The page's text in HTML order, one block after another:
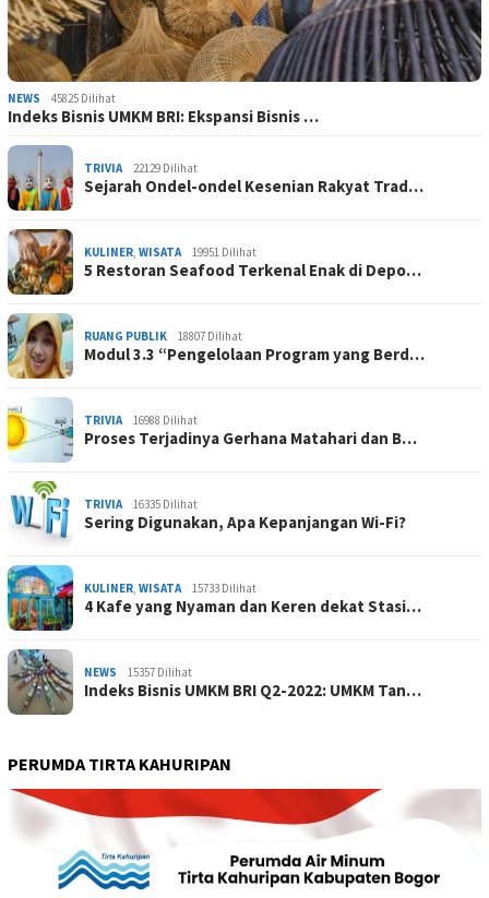
NEWS 45825 Dilihat
Indeks Bisnis UMKM BRI: Ekspansi Bisnis …
TRIVIA 22129 Dilihat
Sejarah Ondel-ondel Kesenian Rakyat Trad…
KULINER, WISATA 19951 Dilihat
5 Restoran Seafood Terkenal Enak di Depo…
RUANG PUBLIK 18807 Dilihat
Modul 3.3 “Pengelolaan Program yang Berd…
TRIVIA 16988 Dilihat
Proses Terjadinya Gerhana Matahari dan B…
TRIVIA 16335 Dilihat
Sering Digunakan, Apa Kepanjangan Wi-Fi?
KULINER, WISATA 15733 Dilihat
4 Kafe yang Nyaman dan Keren dekat Stasi…
NEWS 15357 Dilihat
Indeks Bisnis UMKM BRI Q2-2022: UMKM Tan…
PERUMDA TIRTA KAHURIPAN